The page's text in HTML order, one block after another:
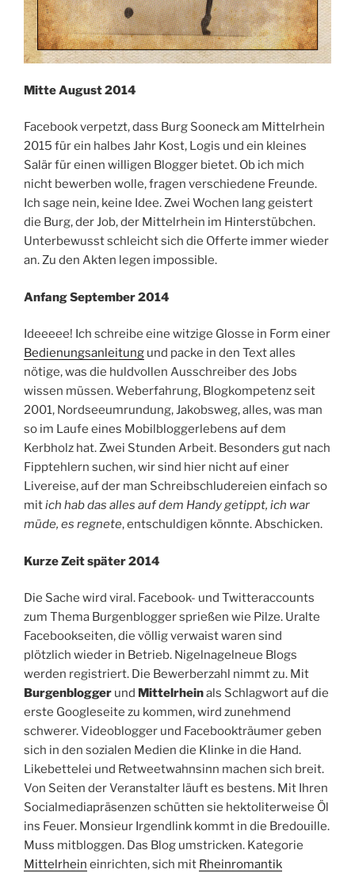
Mitte August 2014
Facebook verpetzt, dass Burg Sooneck am Mittelrhein
2015 für ein halbes Jahr Kost, Logis und ein kleines
Salär für einen willigen Blogger bietet. Ob ich mich
nicht bewerben wolle, fragen verschiedene Freunde.
Ich sage nein, keine Idee. Zwei Wochen lang geistert
die Burg, der Job, der Mittelrhein im Hinterstübchen.
Unterbewusst schleicht sich die Offerte immer wieder
an. Zu den Akten legen impossible.
Anfang September 2014
Ideeeee! Ich schreibe eine witzige Glosse in Form einer
Bedienungsanleitung und packe in den Text alles
nötige, was die huldvollen Ausschreiber des Jobs
wissen müssen. Weberfahrung, Blogkompetenz seit
2001, Nordseeumrundung, Jakobsweg, alles, was man
so im Laufe eines Mobilbloggerlebens auf dem
Kerbholz hat. Zwei Stunden Arbeit. Besonders gut nach
Fipptehlern suchen, wir sind hier nicht auf einer
Livereise, auf der man Schreibschludereien einfach so
mitich hab das alles auf dem Handy getippt, ich war
müde, es regnete, entschuldigen könnte. Abschicken.
Kurze Zeit später 2014
Die Sache wird viral. Facebook- und Twitteraccounts
zum Thema Burgenblogger sprießen wie Pilze. Uralte
Facebookseiten, die völlig verwaist waren sind
plötzlich wieder in Betrieb. Nigelnagelneue Blogs
werden registriert. Die Bewerberzahl nimmt zu. Mit
Burgenblogger und Mittelrheinals Schlagwort auf die
erste Googleseite zu kommen, wird zunehmend
schwerer. Videoblogger und Facebookträumer geben
sich in den sozialen Medien die Klinke in die Hand.
Likebettelei und Retweetwahnsinn machen sich breit.
Von Seiten der Veranstalter läuft es bestens. Mit Ihren
Socialmediapräsenzen schütten sie hektoliterweise Öl
ins Feuer. Monsieur Irgendlink kommt in die Bredouille.
Muss mitbloggen. Das Blog umstricken. Kategorie
Mittelrhein einrichten, sich mit Rheinromantik